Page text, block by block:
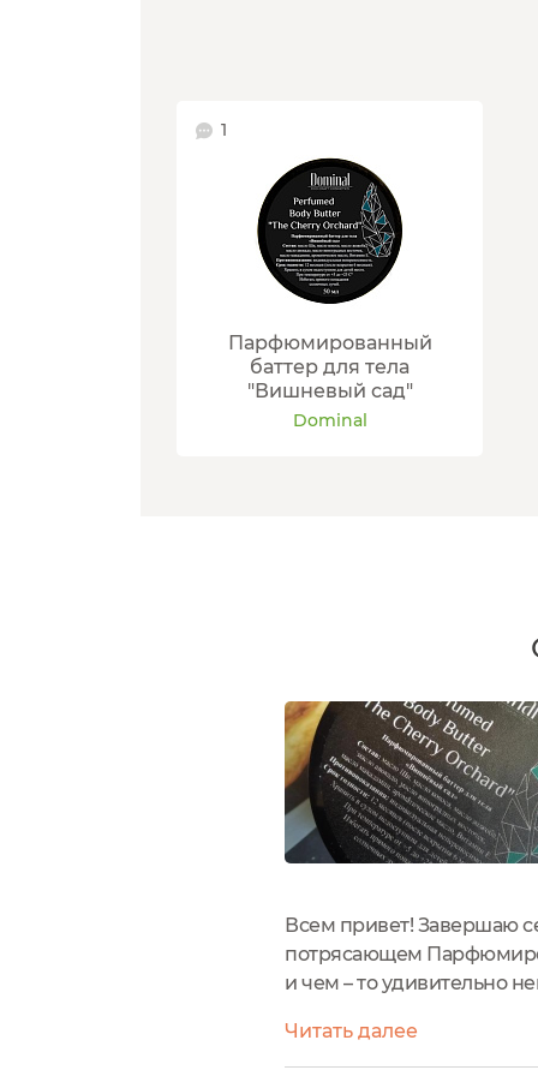
1
Парфюмированный
баттер для тела
"Вишневый сад"
Dominal
Всем привет! Завершаю
потрясающем
и чем – то удивительно
авокадо, масло
Читать далее